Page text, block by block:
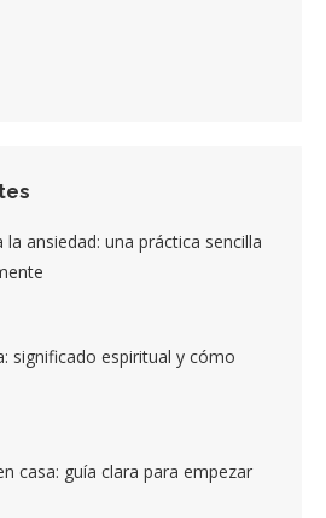
ansiedad: una práctica sencilla
significado espiritual y cómo
casa: guía clara para empezar